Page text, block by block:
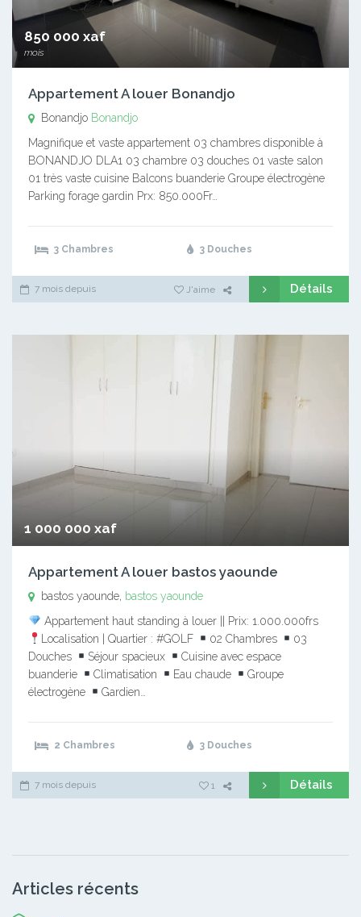
850 000 xaf
mois
Appartement A louer Bonandjo
Bonandjo Bonandjo
Magnifique et vaste appartement 03 chambres disponible à
BONANDJO DLA1 03 chambre 03 douches 01 vaste salon
01 très vaste cuisine Balcons buanderie Groupe électrogène
Parking forage gardin Prx: 850.000Fr…
3 Chambres 3 Douches
7 mois depuis J'aime Détails
1 000 000 xaf
Appartement A louer bastos yaounde
bastos yaounde, bastos yaounde
Appartement haut standing à louer || Prix: 1.000.000frs
Localisation | Quartier : #GOLF
02 Chambres
03
Douches
Séjour spacieux
Cuisine avec espace
buanderie
Climatisation Eau chaude
Groupe
électrogène
Gardien…
2 Chambres 3 Douches
7 mois depuis 1 Détails
Articles récents